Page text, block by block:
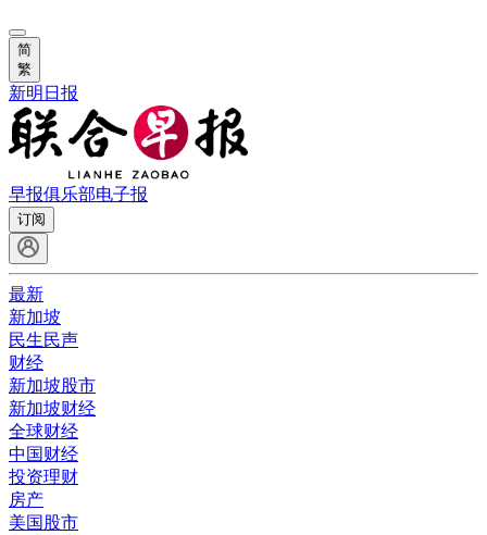
简
繁
新明日报
早报俱乐部电子报
订阅
最新
新加坡
民生民声
财经
新加坡股市
新加坡财经
全球财经
中国财经
投资理财
房产
美国股市